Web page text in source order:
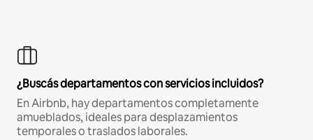
¿Buscás departamentos con servicios incluidos?
En Airbnb, hay departamentos completamente
amueblados, ideales para desplazamientos
temporales o traslados laborales.